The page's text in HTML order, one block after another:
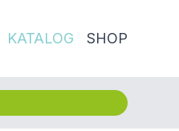
KATALOG SHOP